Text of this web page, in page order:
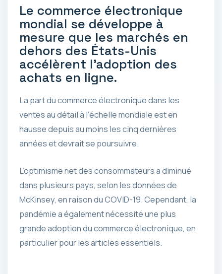
Le commerce électronique
mondial se développe à
mesure que les marchés en
dehors des États-Unis
accélèrent l’adoption des
achats en ligne.
La part du commerce électronique dans les
ventes au détail à l’échelle mondiale est en
hausse depuis au moins les cinq dernières
années et devrait se poursuivre.
L’optimisme net des consommateurs a diminué
dans plusieurs pays, selon les données de
McKinsey, en raison du COVID-19. Cependant, la
pandémie a également nécessité une plus
grande adoption du commerce électronique, en
particulier pour les articles essentiels.